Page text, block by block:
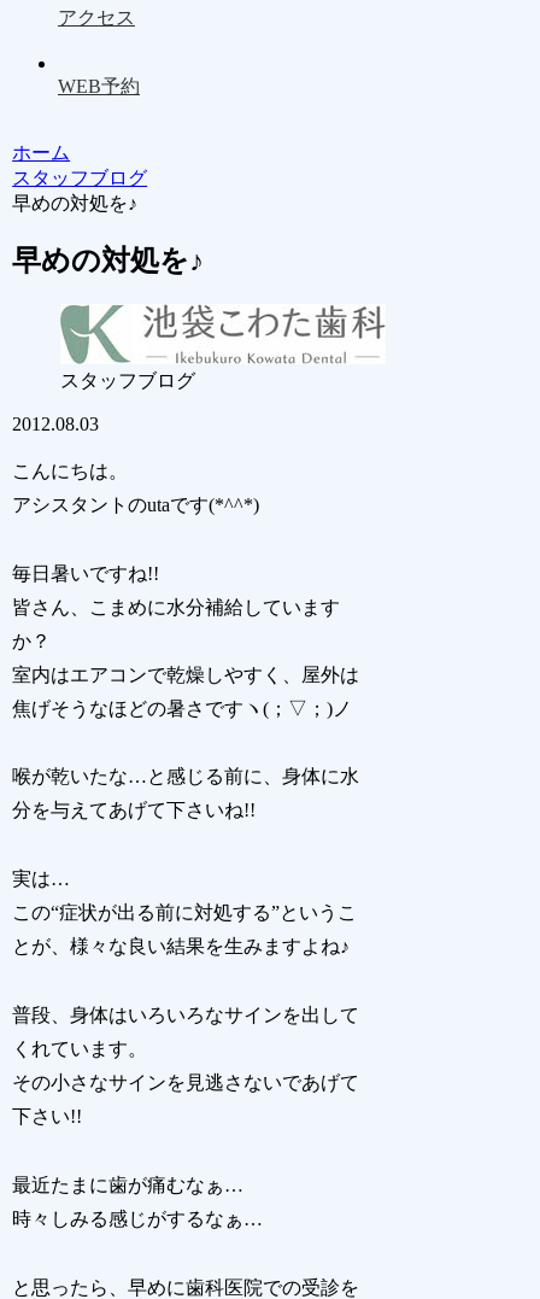
アクセス
WEB予約
ホーム
スタッフブログ
早めの対処を♪
早めの対処を♪
スタッフブログ
2012.08.03
こんにちは。
アシスタントのutaです(*^^*)
毎日暑いですね!!
皆さん、こまめに水分補給しています
か？
室内はエアコンで乾燥しやすく、屋外は
焦げそうなほどの暑さですヽ(；▽；)ノ
喉が乾いたな…と感じる前に、身体に水
分を与えてあげて下さいね!!
実は…
この“症状が出る前に対処する”というこ
とが、様々な良い結果を生みますよね♪
普段、身体はいろいろなサインを出して
くれています。
その小さなサインを見逃さないであげて
下さい!!
最近たまに歯が痛むなぁ…
時々しみる感じがするなぁ…
と思ったら、早めに歯科医院での受診を